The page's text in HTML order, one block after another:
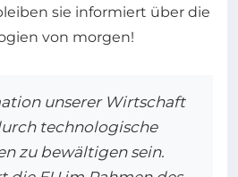
unserer Wirtschaft
technologische
zu bewältigen sein.